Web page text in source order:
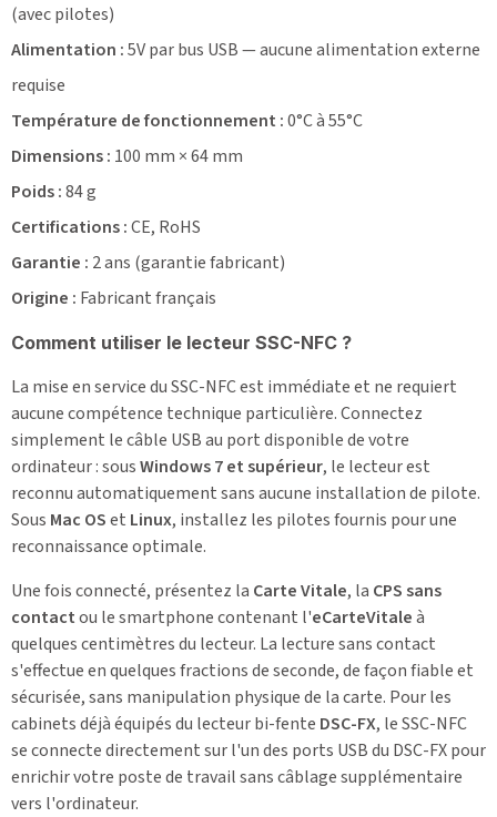
(avec pilotes)
Alimentation :5V par bus USB — aucune alimentation externe
requise
Température de fonctionnement :0°C à 55°C
Dimensions : 100 mm × 64 mm
Poids :84 g
Certifications :CE, RoHS
Garantie : 2 ans (garantie fabricant)
Origine : Fabricant français
Comment utiliser le lecteur SSC-NFC ?
La mise en service du SSC-NFC est immédiate et ne requiert
aucune compétence technique particulière. Connectez
simplement le câble USB au port disponible de votre
ordinateur : sousWindows 7 et supérieur, le lecteur est
reconnu automatiquement sans aucune installation de pilote.
Sous Mac OSet Linux, installez les pilotes fournis pour une
reconnaissance optimale.
Une fois connecté, présentez la Carte Vitale, la CPS sans
contactou le smartphone contenant l'eCarteVitaleà
quelques centimètres du lecteur. La lecture sans contact
s'effectue en quelques fractions de seconde, de façon fiable et
sécurisée, sans manipulation physique de la carte. Pour les
cabinets déjà équipés du lecteur bi-fente DSC-FX, le SSC-NFC
se connecte directement sur l'un des ports USB du DSC-FX pour
enrichir votre poste de travail sans câblage supplémentaire
vers l'ordinateur.